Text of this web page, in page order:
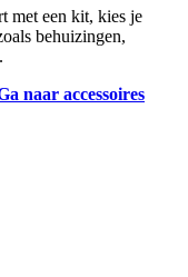
met een kit, kies je
behuizingen,
naar accessoires